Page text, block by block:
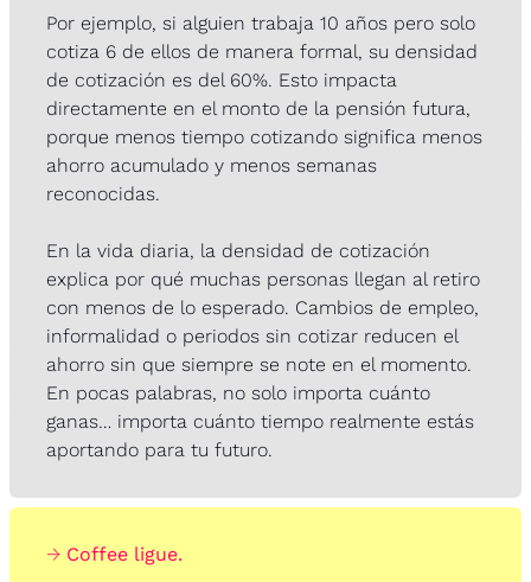
Por ejemplo, si alguien trabaja 10 años pero solo
cotiza 6 de ellos de manera formal, su densidad
de cotización es del 60%. Esto impacta
directamente en el monto de la pensión futura,
porque menos tiempo cotizando significa menos
ahorro acumulado y menos semanas
reconocidas.
En la vida diaria, la densidad de cotización
explica por qué muchas personas llegan al retiro
con menos de lo esperado. Cambios de empleo,
informalidad o periodos sin cotizar reducen el
ahorro sin que siempre se note en el momento.
En pocas palabras, no solo importa cuánto
ganas… importa cuánto tiempo realmente estás
aportando para tu futuro.
→ Coffee ligue.